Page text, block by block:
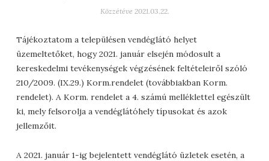
Közzétéve 2021.03.22.
Tájékoztatom a településen vendéglátó helyet
üzemeltetőket, hogy 2021. január elsején módosult a
kereskedelmi tevékenységek végzésének feltételeiről szóló
210/2009. (IX.29.) Korm.rendelet (továbbiakban Korm.
rendelet). A Korm. rendelet a 4. számú melléklettel egészült
ki, mely felsorolja a vendéglátóhely típusokat és azok
jellemzőit.
A 2021. január 1-ig bejelentett vendéglátó üzletek esetén, a